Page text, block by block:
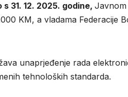
31. 12. 2025. godine, Javnom
KM, a vladama Federacije
unaprjeđenje rada
tehnoloških standarda.